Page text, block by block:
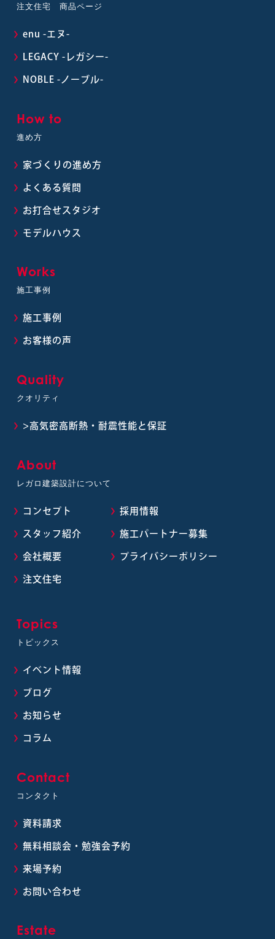
注文住宅 商品ページ
enu -エヌ-
LEGACY -レガシー-
NOBLE -ノーブル-
How to
進め方
家づくりの進め方
よくある質問
お打合せスタジオ
モデルハウス
Works
施工事例
施工事例
お客様の声
Quality
クオリティ
>高気密高断熱・耐震性能と保証
About
レガロ建築設計について
コンセプト 採用情報
スタッフ紹介 施工パートナー募集
会社概要 プライバシーポリシー
注文住宅
Topics
トピックス
イベント情報
ブログ
お知らせ
コラム
Contact
コンタクト
資料請求
無料相談会・勉強会予約
来場予約
お問い合わせ
Estate